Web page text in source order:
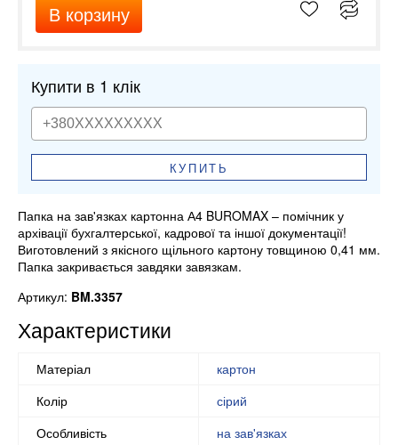
В корзину
Купити в 1 клік
КУПИТЬ
Папка на зав'язках картонна А4 BUROMAX – помічник у
архівації бухгалтерської, кадрової та іншої документації!
Виготовлений з якісного щільного картону товщиною 0,41 мм.
Папка закривається завдяки завязкам.
Артикул: BM.3357
Характеристики
Матеріал
картон
Колір
сірий
Особливість
на зав'язках